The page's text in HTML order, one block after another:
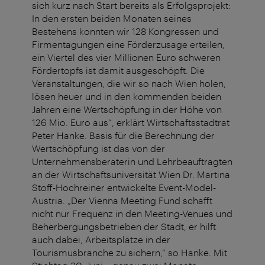
sich kurz nach Start bereits als Erfolgsprojekt:
In den ersten beiden Monaten seines
Bestehens konnten wir 128 Kongressen und
Firmentagungen eine Förderzusage erteilen,
ein Viertel des vier Millionen Euro schweren
Fördertopfs ist damit ausgeschöpft. Die
Veranstaltungen, die wir so nach Wien holen,
lösen heuer und in den kommenden beiden
Jahren eine Wertschöpfung in der Höhe von
126 Mio. Euro aus“, erklärt Wirtschaftsstadtrat
Peter Hanke. Basis für die Berechnung der
Wertschöpfung ist das von der
Unternehmensberaterin und Lehrbeauftragten
an der Wirtschaftsuniversität Wien Dr. Martina
Stoff-Hochreiner entwickelte Event-Model-
Austria. „Der Vienna Meeting Fund schafft
nicht nur Frequenz in den Meeting-Venues und
Beherbergungsbetrieben der Stadt, er hilft
auch dabei, Arbeitsplätze in der
Tourismusbranche zu sichern,“ so Hanke. Mit